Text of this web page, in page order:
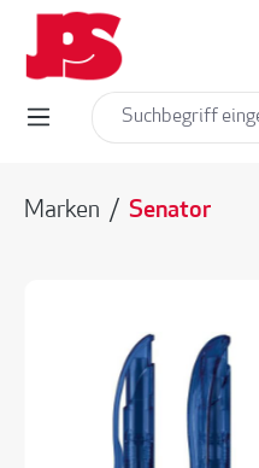
springen
Marken / Senator